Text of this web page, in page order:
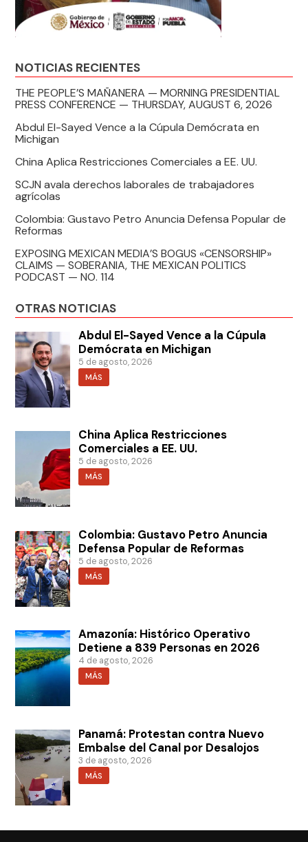
NOTICIAS RECIENTES
THE PEOPLE’S MAÑANERA — MORNING PRESIDENTIAL
PRESS CONFERENCE — THURSDAY, AUGUST 6, 2026
Abdul El-Sayed Vence a la Cúpula Demócrata en
Michigan
China Aplica Restricciones Comerciales a EE. UU.
SCJN avala derechos laborales de trabajadores
agrícolas
Colombia: Gustavo Petro Anuncia Defensa Popular de
Reformas
EXPOSING MEXICAN MEDIA’S BOGUS «CENSORSHIP»
CLAIMS — SOBERANIA, THE MEXICAN POLITICS
PODCAST — NO. 114
OTRAS NOTICIAS
Abdul El-Sayed Vence a la Cúpula
Demócrata en Michigan
5 de agosto, 2026
MÁS
China Aplica Restricciones
Comerciales a EE. UU.
5 de agosto, 2026
MÁS
Colombia: Gustavo Petro Anuncia
Defensa Popular de Reformas
5 de agosto, 2026
MÁS
Amazonía: Histórico Operativo
Detiene a 839 Personas en 2026
4 de agosto, 2026
MÁS
Panamá: Protestan contra Nuevo
Embalse del Canal por Desalojos
3 de agosto, 2026
MÁS